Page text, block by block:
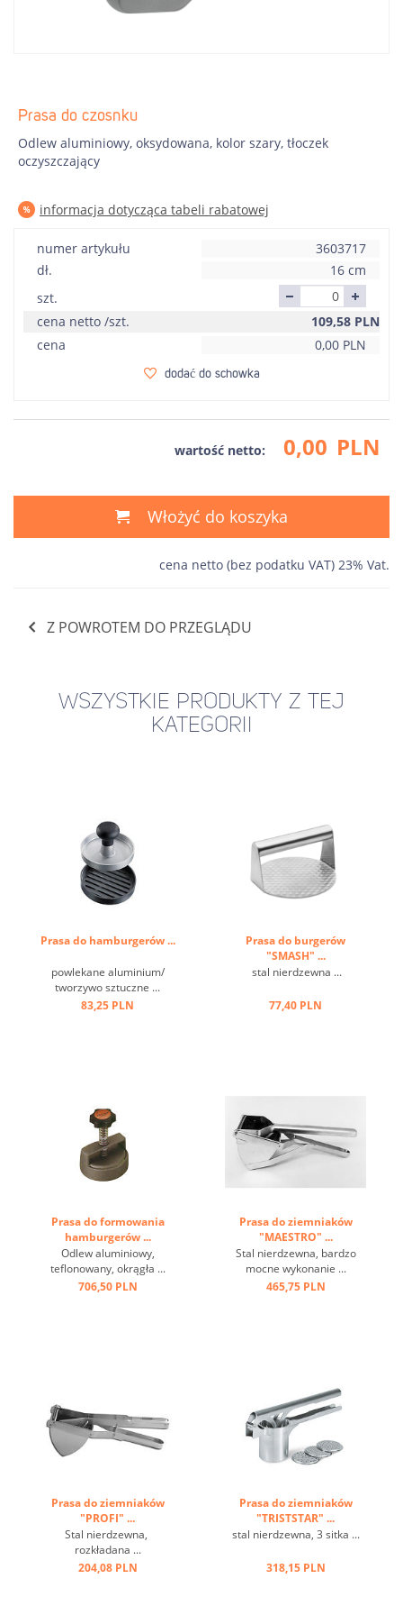
Prasa do czosnku
Odlew aluminiowy, oksydowana, kolor szary, tłoczek
oczyszczający
informacja dotycząca tabeli rabatowej
numer artykułu
3603717
dł.
16 cm
szt.
cena netto /szt.
109,58 PLN
cena
0,00 PLN
dodać do schowka
wartość netto: 0,00 PLN
Włożyć do koszyka
cena netto (bez podatku VAT) 23% Vat.
Z POWROTEM DO PRZEGLĄDU
WSZYSTKIE PRODUKTY Z TEJ
KATEGORII
Prasa do hamburgerów ...
powlekane aluminium/
tworzywo sztuczne ...
83,25 PLN
Prasa do burgerów
"SMASH" ...
stal nierdzewna ...
77,40 PLN
Prasa do formowania
hamburgerów ...
Odlew aluminiowy,
teflonowany, okrągła ...
706,50 PLN
Prasa do ziemniaków
"MAESTRO" ...
Stal nierdzewna, bardzo
mocne wykonanie ...
465,75 PLN
Prasa do ziemniaków
"PROFI" ...
Stal nierdzewna,
rozkładana ...
204,08 PLN
Prasa do ziemniaków
"TRISTSTAR" ...
stal nierdzewna, 3 sitka ...
318,15 PLN